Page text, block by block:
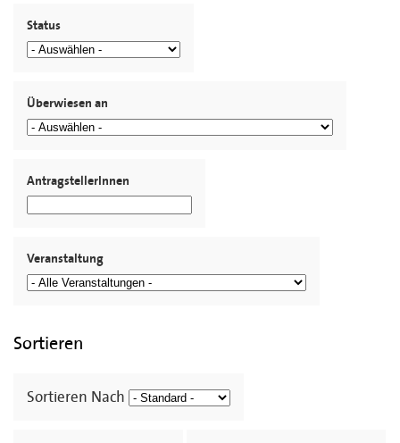
Status
Überwiesen an
AntragstellerInnen
Veranstaltung
Sortieren
Sortieren Nach